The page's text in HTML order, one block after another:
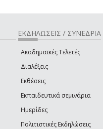
ΕΚΔΗΛΩΣΕΙΣ / ΣΥΝΕΔΡΙΑ
Ακαδημαϊκές Τελετές
Διαλέξεις
Εκθέσεις
Εκπαιδευτικά σεμινάρια
Ημερίδες
Πολιτιστικές Εκδηλώσεις